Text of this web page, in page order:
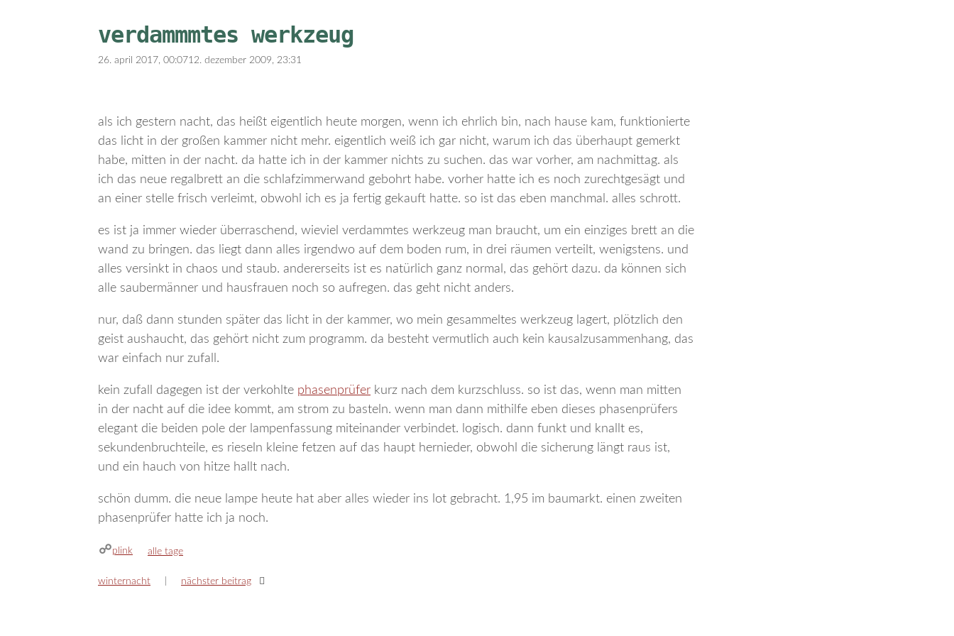
verdammmtes werkzeug
26. april 2017, 00:0712. dezember 2009, 23:31
als ich gestern nacht, das heißt eigentlich heute morgen, wenn ich ehrlich bin, nach hause kam, funktionierte
das licht in der großen kammer nicht mehr. eigentlich weiß ich gar nicht, warum ich das überhaupt gemerkt
habe, mitten in der nacht. da hatte ich in der kammer nichts zu suchen. das war vorher, am nachmittag. als
ich das neue regalbrett an die schlafzimmerwand gebohrt habe. vorher hatte ich es noch zurechtgesägt und
an einer stelle frisch verleimt, obwohl ich es ja fertig gekauft hatte. so ist das eben manchmal. alles schrott.
es ist ja immer wieder überraschend, wieviel verdammtes werkzeug man braucht, um ein einziges brett an die
wand zu bringen. das liegt dann alles irgendwo auf dem boden rum, in drei räumen verteilt, wenigstens. und
alles versinkt in chaos und staub. andererseits ist es natürlich ganz normal, das gehört dazu. da können sich
alle saubermänner und hausfrauen noch so aufregen. das geht nicht anders.
nur, daß dann stunden später das licht in der kammer, wo mein gesammeltes werkzeug lagert, plötzlich den
geist aushaucht, das gehört nicht zum programm. da besteht vermutlich auch kein kausalzusammenhang, das
war einfach nur zufall.
kein zufall dagegen ist der verkohlte phasenprüfer kurz nach dem kurzschluss. so ist das, wenn man mitten
in der nacht auf die idee kommt, am strom zu basteln. wenn man dann mithilfe eben dieses phasenprüfers
elegant die beiden pole der lampenfassung miteinander verbindet. logisch. dann funkt und knallt es,
sekundenbruchteile, es rieseln kleine fetzen auf das haupt hernieder, obwohl die sicherung längt raus ist,
und ein hauch von hitze hallt nach.
schön dumm. die neue lampe heute hat aber alles wieder ins lot gebracht. 1,95 im baumarkt. einen zweiten
phasenprüfer hatte ich ja noch.
plink kategorien
alle tage
winternacht nächster beitrag